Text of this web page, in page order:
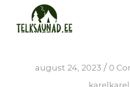
august 24, 2023 / 0
karelkarel